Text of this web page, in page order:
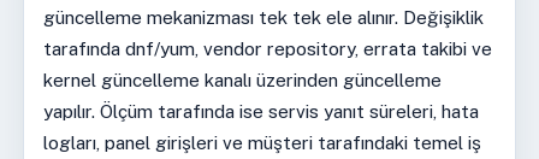
güncelleme mekanizması tek tek ele alınır. Değişiklik
tarafında dnf/yum, vendor repository, errata takibi ve
kernel güncelleme kanalı üzerinden güncelleme
yapılır. Ölçüm tarafında ise servis yanıt süreleri, hata
logları, panel girişleri ve müşteri tarafındaki temel iş